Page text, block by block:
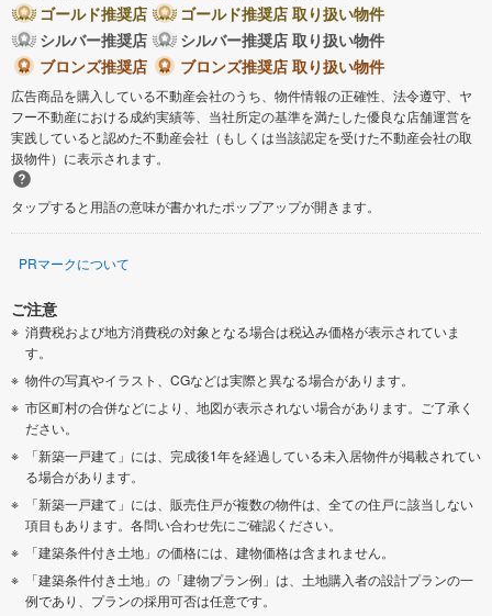
ゴールド推奨店
ゴールド推奨店 取り扱い物件
シルバー推奨店
シルバー推奨店 取り扱い物件
ブロンズ推奨店
ブロンズ推奨店 取り扱い物件
広告商品を購入している不動産会社のうち、物件情報の正確性、法令遵守、ヤ
フー不動産における成約実績等、当社所定の基準を満たした優良な店舗運営を
実践していると認めた不動産会社（もしくは当該認定を受けた不動産会社の取
扱物件）に表示されます。
タップすると用語の意味が書かれたポップアップが開きます。
PRマークについて
ご注意
消費税および地方消費税の対象となる場合は税込み価格が表示されていま
す。
物件の写真やイラスト、CGなどは実際と異なる場合があります。
市区町村の合併などにより、地図が表示されない場合があります。ご了承く
ださい。
「新築一戸建て」には、完成後1年を経過している未入居物件が掲載されてい
る場合があります。
「新築一戸建て」には、販売住戸が複数の物件は、全ての住戸に該当しない
項目もあります。各問い合わせ先にご確認ください。
「建築条件付き土地」の価格には、建物価格は含まれません。
「建築条件付き土地」の「建物プラン例」は、土地購入者の設計プランの一
例であり、プランの採用可否は任意です。